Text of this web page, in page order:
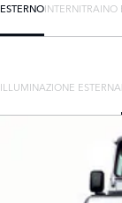
ESTERNOINTERNITRAINO
ILLUMINAZIONE ESTERNA